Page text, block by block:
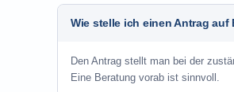
Wie stelle ich einen Antrag auf
Den Antrag stellt man bei der
Eine Beratung vorab ist sinnvoll.